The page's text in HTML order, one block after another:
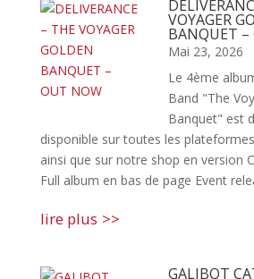
VOYAGER
BANQUET
Mai 23, 2026
Le 4ème
Band "The
Banquet" est
disponible sur toutes les
ainsi que sur notre shop en version
Full album en bas de page Event
lire plus
GALIBOT